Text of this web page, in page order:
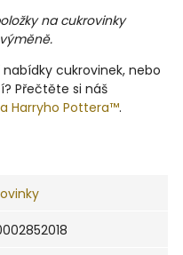
na cukrovinky
cukrovinek, nebo
Přečtěte si náš
Harryho Pottera™.